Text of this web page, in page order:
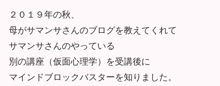
２０１９年の秋、
母がサマンサさんのブログを教えてくれて
サマンサさんのやっている
別の講座（仮面心理学）を受講後に
マインドブロックバスターを知りました。